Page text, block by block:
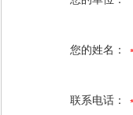
您的姓名：
联系电话：